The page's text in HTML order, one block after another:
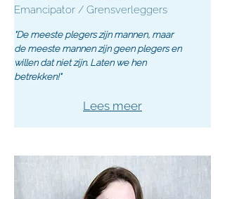
Emancipator / Grensverleggers
"De meeste plegers zijn mannen, maar
de meeste mannen zijn geen plegers en
willen dat niet zijn. Laten we hen
betrekken!"
Lees meer